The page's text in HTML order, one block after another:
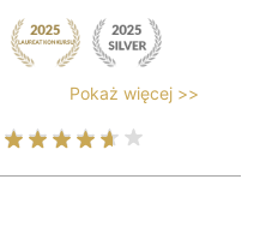
Pokaż więcej >>